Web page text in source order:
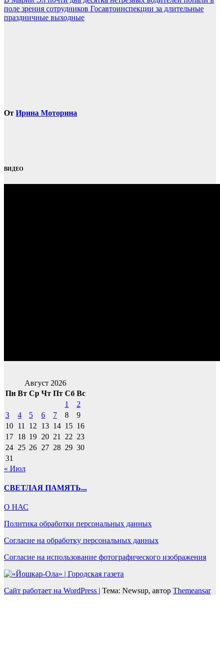
записям
поле зрения сотрудников Госавтоинспекции за длительные
праздничные выходные
От Ирина Моторина
ВИДЕО
Август 2026
Пн Вт Ср Чт Пт Сб Вс
1
2
3
4 5 6 7 8
9
10 11 12 13 14 15 16
17 18 19 20 21 22 23
24 25 26 27 28 29 30
31
« Июл
СВЕТЛАЯ ПАМЯТЬ...
О НАС
Политика обработки персональных данных
Согласие на обработку персональных данных
Согласие на использование фотографического изображения
Сайт работает на WordPress | Тема: Newsup, автор Themeansar